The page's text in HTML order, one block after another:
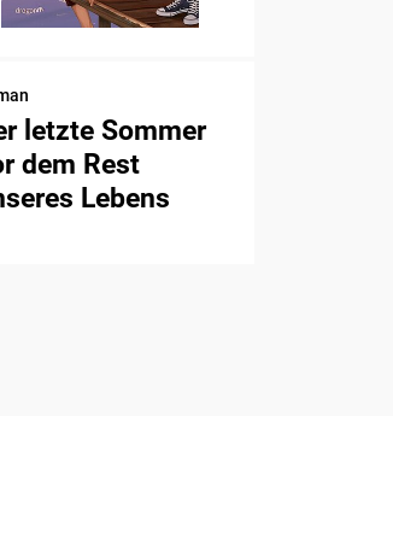
letzte Sommer
dem Rest
Lebens